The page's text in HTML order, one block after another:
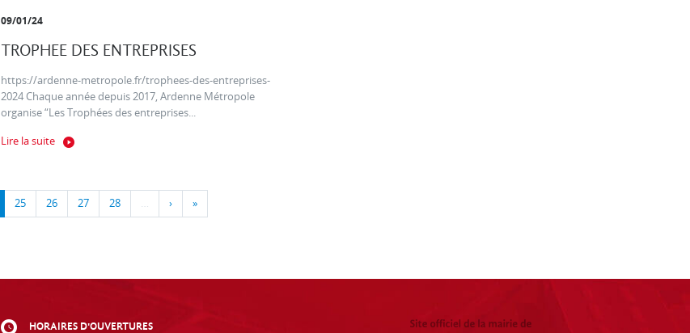
09/01/24
TROPHEE DES ENTREPRISES
https://ardenne-metropole.fr/trophees-des-entreprises-
2024 Chaque année depuis 2017, Ardenne Métropole
organise “Les Trophées des entreprises...
Lire la suite
25 26 27 28 … › »
HORAIRES D'OUVERTURES